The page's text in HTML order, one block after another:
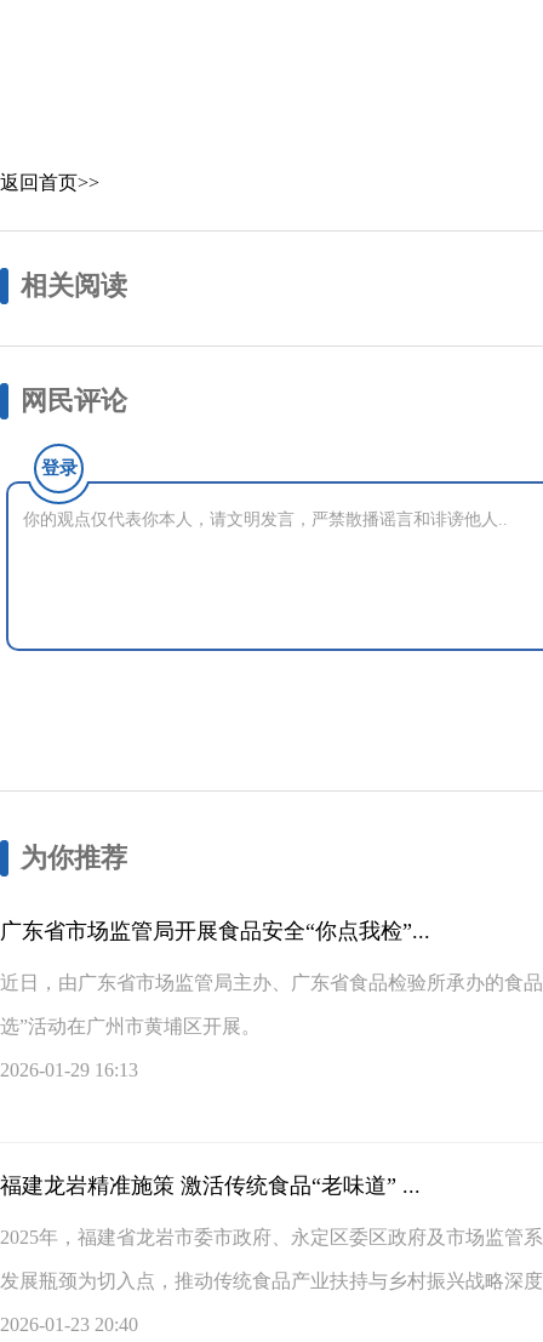
返回首页>>
相关阅读
网民评论
登录
为你推荐
广东省市场监管局开展食品安全“你点我检”...
近日，由广东省市场监管局主办、广东省食品检验所承办的食
选”活动在广州市黄埔区开展。
2026-01-29 16:13
福建龙岩精准施策 激活传统食品“老味道” ...
2025年，福建省龙岩市委市政府、永定区委区政府及市场监管
发展瓶颈为切入点，推动传统食品产业扶持与乡村振兴战略深
2026-01-23 20:40